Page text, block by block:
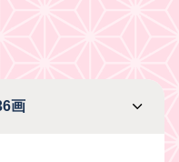
画